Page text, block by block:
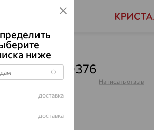
Браслеты декоративные
01Б720376
Написать отзыв
ниже
доставка
доставка